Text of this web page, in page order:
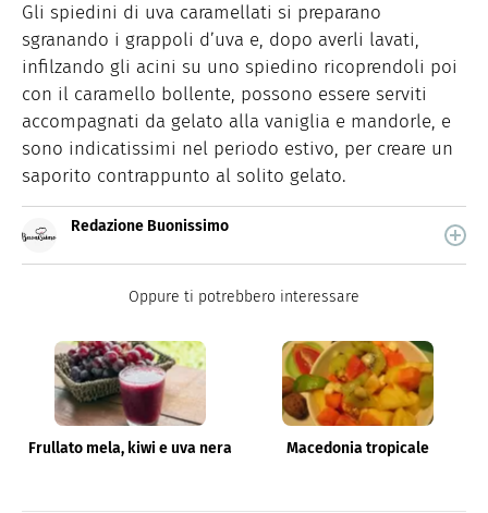
Gli spiedini di uva caramellati si preparano
sgranando i grappoli d’uva e, dopo averli lavati,
infilzando gli acini su uno spiedino ricoprendoli poi
con il caramello bollente, possono essere serviti
accompagnati da gelato alla vaniglia e mandorle, e
sono indicatissimi nel periodo estivo, per creare un
saporito contrappunto al solito gelato.
Redazione Buonissimo
quale trovi idee veloci, facili e spiegate passo passo.
Oppure ti potrebbero interessare
Frullato mela, kiwi e uva nera Macedonia tropicale